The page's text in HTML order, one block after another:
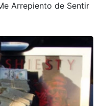
Arrepiento de Sentir